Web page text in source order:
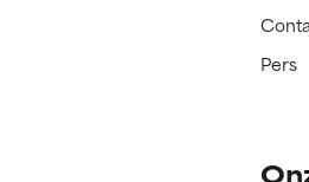
Pers